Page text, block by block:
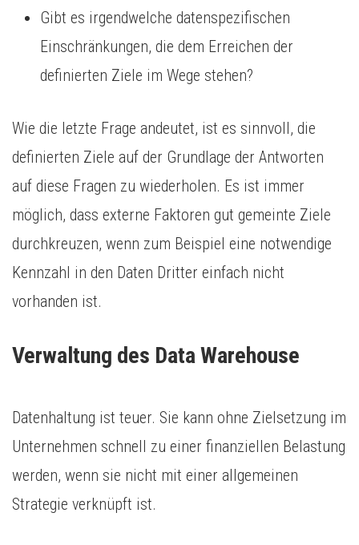
Gibt es irgendwelche datenspezifischen
Einschränkungen, die dem Erreichen der
definierten Ziele im Wege stehen?
Wie die letzte Frage andeutet, ist es sinnvoll, die
definierten Ziele auf der Grundlage der Antworten
auf diese Fragen zu wiederholen. Es ist immer
möglich, dass externe Faktoren gut gemeinte Ziele
durchkreuzen, wenn zum Beispiel eine notwendige
Kennzahl in den Daten Dritter einfach nicht
vorhanden ist.
Verwaltung des Data Warehouse
Datenhaltung ist teuer. Sie kann ohne Zielsetzung im
Unternehmen schnell zu einer finanziellen Belastung
werden, wenn sie nicht mit einer allgemeinen
Strategie verknüpft ist.